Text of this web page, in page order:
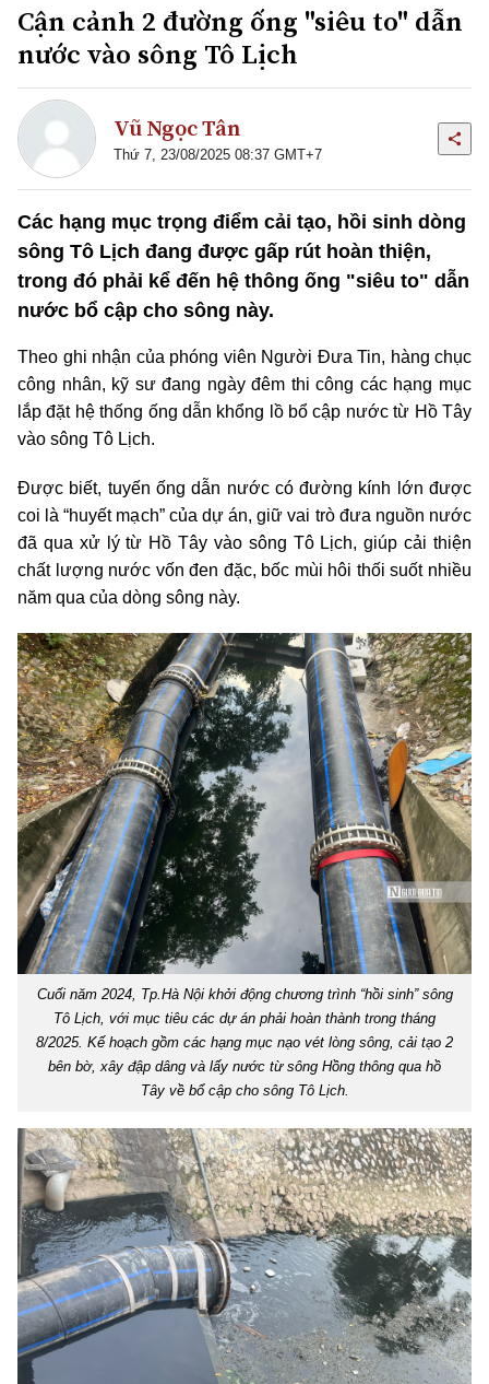
Cận cảnh 2 đường ống "siêu to" dẫn
nước vào sông Tô Lịch
Vũ Ngọc Tân
Thứ 7, 23/08/2025 08:37 GMT+7
Các hạng mục trọng điểm cải tạo, hồi sinh dòng
sông Tô Lịch đang được gấp rút hoàn thiện,
trong đó phải kể đến hệ thông ống "siêu to" dẫn
nước bổ cập cho sông này.
Theo ghi nhận của phóng viên Người Đưa Tin, hàng chục
công nhân, kỹ sư đang ngày đêm thi công các hạng mục
lắp đặt hệ thống ống dẫn khổng lồ bổ cập nước từ Hồ Tây
vào sông Tô Lịch.
Được biết, tuyến ống dẫn nước có đường kính lớn được
coi là “huyết mạch” của dự án, giữ vai trò đưa nguồn nước
đã qua xử lý từ Hồ Tây vào sông Tô Lịch, giúp cải thiện
chất lượng nước vốn đen đặc, bốc mùi hôi thối suốt nhiều
năm qua của dòng sông này.
Cuối năm 2024, Tp.Hà Nội khởi động chương trình “hồi sinh” sông
Tô Lịch, với mục tiêu các dự án phải hoàn thành trong tháng
8/2025. Kế hoạch gồm các hạng mục nạo vét lòng sông, cải tạo 2
bên bờ, xây đập dâng và lấy nước từ sông Hồng thông qua hồ
Tây về bổ cập cho sông Tô Lịch.